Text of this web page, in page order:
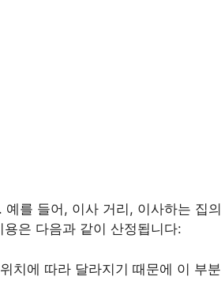
를 들어, 이사 거리, 이사하는 집의
은 다음과 같이 산정됩니다:
치에 따라 달라지기 때문에 이 부분